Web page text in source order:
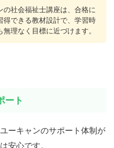
の社会福祉士講座は、合格に
得できる教材設計で、学習時
理なく目標に近づけます。
ート
ーキャンのサポート体制が
安心です。